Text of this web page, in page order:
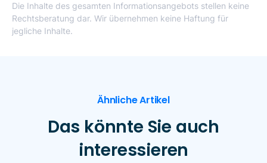
Die Inhalte des gesamten Informationsangebots stellen keine
Rechtsberatung dar. Wir übernehmen keine Haftung für
jegliche Inhalte.
Ähnliche Artikel
Das könnte Sie auch
interessieren